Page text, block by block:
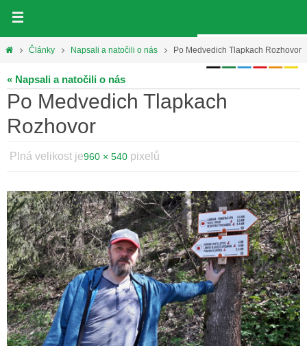
obsahHomeČlánky Napsali a natočili o nás Po Medvedich Tlapkach Rozhovor
« Napsali a natočili o nás
Po Medvedich Tlapkach
Rozhovor
Plná velikost je960 × 540 pixelů